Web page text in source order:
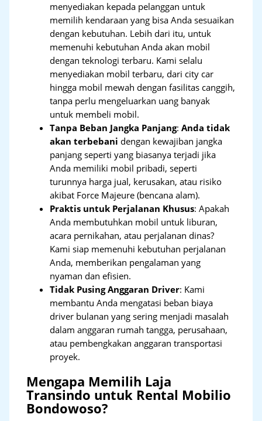
menyediakan kepada pelanggan untuk
memilih kendaraan yang bisa Anda sesuaikan
dengan kebutuhan. Lebih dari itu, untuk
memenuhi kebutuhan Anda akan mobil
dengan teknologi terbaru. Kami selalu
menyediakan mobil terbaru, dari city car
hingga mobil mewah dengan fasilitas canggih,
tanpa perlu mengeluarkan uang banyak
untuk membeli mobil.
Tanpa Beban Jangka Panjang:Anda tidak
akan terbebani dengan kewajiban jangka
panjang seperti yang biasanya terjadi jika
Anda memiliki mobil pribadi, seperti
turunnya harga jual, kerusakan, atau risiko
akibat Force Majeure (bencana alam).
Praktis untuk Perjalanan Khusus: Apakah
Anda membutuhkan mobil untuk liburan,
acara pernikahan, atau perjalanan dinas?
Kami siap memenuhi kebutuhan perjalanan
Anda, memberikan pengalaman yang
nyaman dan efisien.
Tidak Pusing Anggaran Driver: Kami
membantu Anda mengatasi beban biaya
driver bulanan yang sering menjadi masalah
dalam anggaran rumah tangga, perusahaan,
atau pembengkakan anggaran transportasi
proyek.
Mengapa Memilih Laja
Transindo untuk Rental Mobilio
Bondowoso?